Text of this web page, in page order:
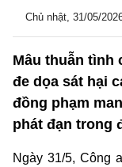
Chủ nhật, 31/05/
Mâu thuẫn tình
đe dọa sát hại
đồng phạm
phát đạn trong
Ngày 31/5, Công